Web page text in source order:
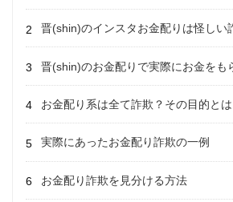
晋(shin)のインスタお金配りは怪しい
晋(shin)のお金配りで実際にお金をも
お金配り系は全て詐欺？その目的とは
実際にあったお金配り詐欺の一例
お金配り詐欺を見分ける方法